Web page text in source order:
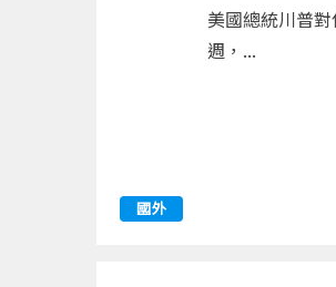
美國總統川普
週，...
國外